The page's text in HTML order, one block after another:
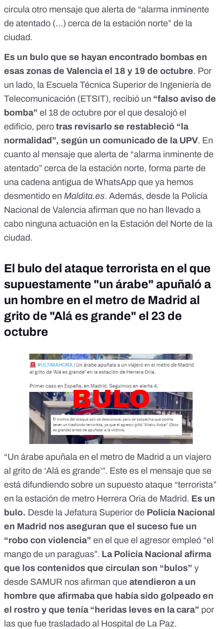
circula otro mensaje que alerta de “alarma inminente
de atentado (...) cerca de la estación norte” de la
ciudad.
Es un bulo que se hayan encontrado bombas en
esas zonas de Valencia el 18 y 19 de octubre. Por
un lado, la Escuela Técnica Superior de Ingeniería de
Telecomunicación (ETSIT), recibió un “falso aviso de
bomba” el 18 de octubre por el que desalojó el
edificio, pero tras revisarlo se restableció “la
normalidad”, según un comunicado de la UPV. En
cuanto al mensaje que alerta de “alarma inminente de
atentado” cerca de la estación norte, forma parte de
una cadena antigua de WhatsApp que ya hemos
desmentido en Maldita.es. Además, desde la Policía
Nacional de Valencia afirman que no han llevado a
cabo ninguna actuación en la Estación del Norte de la
ciudad.
El bulo del ataque terrorista en el que
supuestamente "un árabe" apuñaló a
un hombre en el metro de Madrid al
grito de "Alá es grande" el 23 de
octubre
“Un árabe apuñala en el metro de Madrid a un viajero
al grito de ‘Alá es grande’”. Este es el mensaje que se
está difundiendo sobre un supuesto ataque “terrorista”
en la estación de metro Herrera Oria de Madrid. Es un
bulo. Desde la Jefatura Superior de Policía Nacional
en Madrid nos aseguran que el suceso fue un
“robo con violencia” en el que el agresor empleó “el
mango de un paraguas”. La Policía Nacional afirma
que los contenidos que circulan son “bulos” y
desde SAMUR nos afirman que atendieron a un
hombre que afirmaba que había sido golpeado en
el rostro y que tenía “heridas leves en la cara” por
las que fue trasladado al Hospital de La Paz.